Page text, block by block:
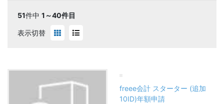
51件中 1～40件目
表示切替
freee会計 スターター (追加
10ID)年額申請